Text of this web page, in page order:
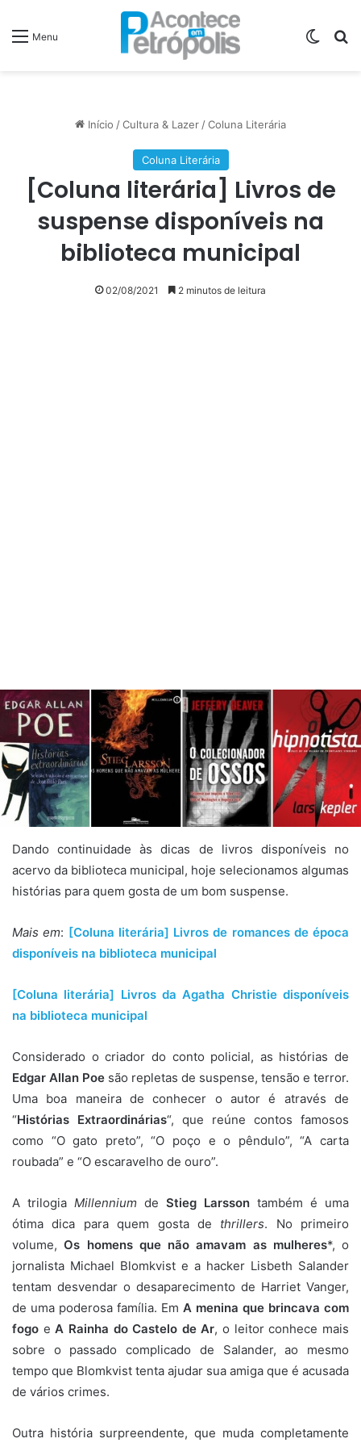
Menu
Início /Cultura & Lazer /Coluna Literária
Coluna Literária
[Coluna literária] Livros de
suspense disponíveis na
biblioteca municipal
02/08/2021 2 minutos de leitura
Dando continuidade às dicas de livros disponíveis no
acervo da biblioteca municipal, hoje selecionamos algumas
histórias para quem gosta de um bom suspense.
Mais em: [Coluna literária] Livros de romances de época
disponíveis na biblioteca municipal
[Coluna literária] Livros da Agatha Christie disponíveis
na biblioteca municipal
Considerado o criador do conto policial, as histórias de
Edgar Allan Poe são repletas de suspense, tensão e terror.
Uma boa maneira de conhecer o autor é através de
“Histórias Extraordinárias“, que reúne contos famosos
como “O gato preto”, “O poço e o pêndulo”, “A carta
roubada” e “O escaravelho de ouro”.
A trilogia Millennium de Stieg Larsson também é uma
ótima dica para quem gosta de thrillers. No primeiro
volume,Os homens que não amavam as mulheres*, o
jornalista Michael Blomkvist e a hacker Lisbeth Salander
tentam desvendar o desaparecimento de Harriet Vanger,
de uma poderosa família. Em A menina que brincava com
fogo eA Rainha do Castelo de Ar, o leitor conhece mais
sobre o passado complicado de Salander, ao mesmo
tempo que Blomkvist tenta ajudar sua amiga que é acusada
de vários crimes.
Outra história surpreendente, que muda completamente